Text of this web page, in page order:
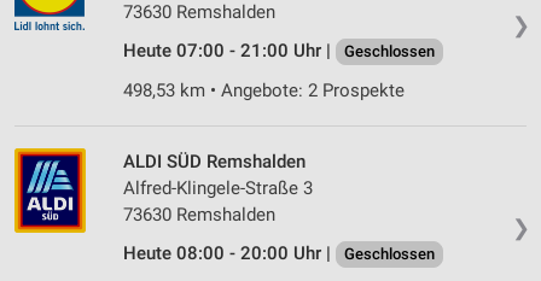
❯
73630 Remshalden
Heute 07:00 - 21:00 Uhr |
Geschlossen
498,53 km • Angebote: 2 Prospekte
❯
ALDI SÜD Remshalden
Alfred-Klingele-Straße 3
73630 Remshalden
Heute 08:00 - 20:00 Uhr |
Geschlossen